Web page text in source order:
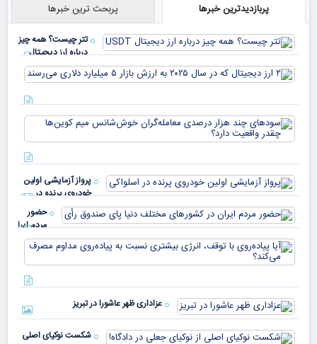
پربازدیدترین خبرها پربحث ترین خبرها
تتر چیست؟ همه چیز
درباره ارز دیجیتال
USDT
پرواز آزمایشی اولین
خودروی پرنده در
اسلواکی
حضور
مردم ایران
در
کشورهای
مختلف
دنیا پای
صندوق
عزاداری ظهر عاشورا در تبریز
شکست نوکیای اصلی